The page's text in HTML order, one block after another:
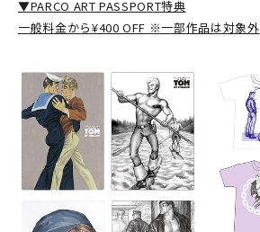
▼PARCO ART PASSPORT特典
一般料金から¥400 OFF ※一部作品は対象外